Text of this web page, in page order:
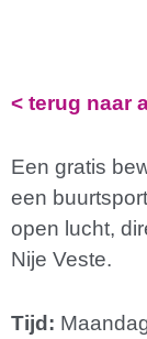
< terug naar
Een gratis
een
open lucht,
Nije Veste.
Tijd: